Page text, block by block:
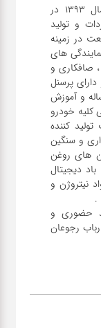
شرکت تجهیزات تعمیرگاهی آریا صنعت از سال ۱۳۹۳ در
و تولید
در زمینه
های
صافکاری و
پرسنل
و آموزش
کلیه خودرو
کننده
و ‌سنگین
های روغن
دیجیتال
نیتروژن و
حضوری و
رجوعان